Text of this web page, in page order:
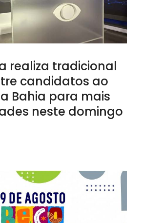
realiza tradicional
candidatos ao
Bahia para mais
neste domingo